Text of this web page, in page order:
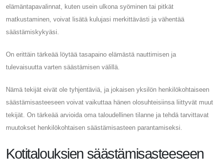
elämäntapavalinnat, kuten usein ulkona syöminen tai pitkät
matkustaminen, voivat lisätä kulujasi merkittävästi ja vähentää
säästämiskykyäsi.
On erittäin tärkeää löytää tasapaino elämästä nauttimisen ja
tulevaisuutta varten säästämisen välillä.
Nämä tekijät eivät ole tyhjentäviä, ja jokaisen yksilön henkilökohtaiseen
säästämisasteeseen voivat vaikuttaa hänen olosuhteisiinsa liittyvät muut
tekijät. On tärkeää arvioida oma taloudellinen tilanne ja tehdä tarvittavat
muutokset henkilökohtaisen säästämisasteen parantamiseksi.
Kotitalouksien säästämisasteeseen